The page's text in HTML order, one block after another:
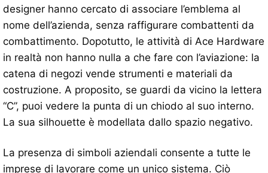
designer hanno cercato di associare l’emblema al
nome dell’azienda, senza raffigurare combattenti da
combattimento. Dopotutto, le attività di Ace Hardware
in realtà non hanno nulla a che fare con l’aviazione: la
catena di negozi vende strumenti e materiali da
costruzione. A proposito, se guardi da vicino la lettera
“C”, puoi vedere la punta di un chiodo al suo interno.
La sua silhouette è modellata dallo spazio negativo.
La presenza di simboli aziendali consente a tutte le
imprese di lavorare come un unico sistema. Ciò